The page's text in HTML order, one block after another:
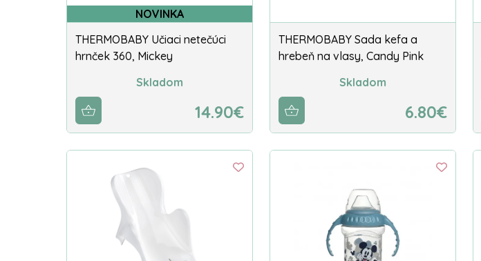
NOVINKA
THERMOBABY Učiaci netečúci
hrnček 360, Mickey
Skladom
14.90€
THERMOBABY Sada kefa a
hrebeň na vlasy, Candy Pink
Skladom
6.80€